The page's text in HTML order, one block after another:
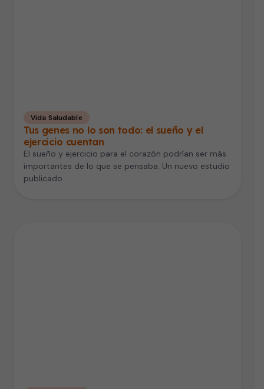
Vida Saludable
Tus genes no lo son todo: el sueño y el
ejercicio cuentan
El sueño y ejercicio para el corazón podrían ser más
importantes de lo que se pensaba. Un nuevo estudio
publicado…